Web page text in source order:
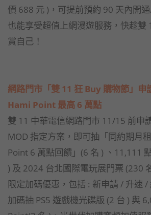
價 688 元 )，可提前預約 90 天內開
也能享受超值上網漫遊服務，快趁雙
賞自己！
網路門市「雙 11 狂 Buy 購物節」申
Hami Point 最高 6 萬點
雙 11 中華電信網路門市 11/15 前申
MOD 指定方案，即可抽「同約期月
Point 6 萬點回饋」(6 名 ) 、11,111
) 及 2024 台北國際電玩展門票 (230
限定加碼優惠，包括 : 新申請 / 升速
加碼抽 PS5 遊戲機光碟版 (2 台 ) 與